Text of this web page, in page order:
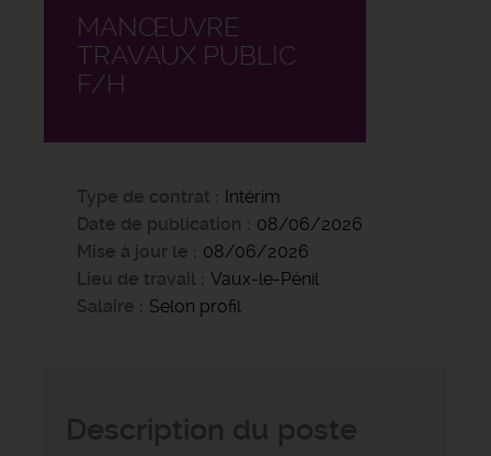
MANŒUVRE
TRAVAUX PUBLIC
F/H
Type de contrat
Intérim
Date de publication
08/06/2026
Mise à jour le
08/06/2026
Lieu de travail
Vaux-le-Pénil
Salaire
Selon profil